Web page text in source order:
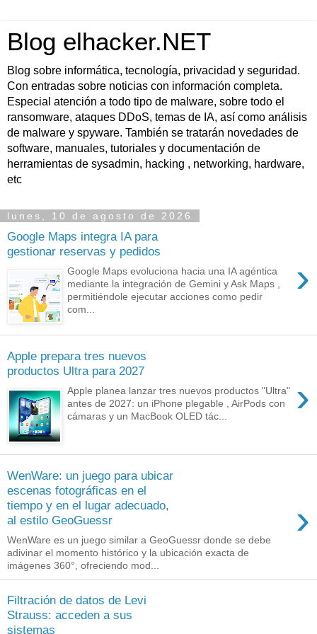
Blog elhacker.NET
Blog sobre informática, tecnología, privacidad y seguridad.
Con entradas sobre noticias con información completa.
Especial atención a todo tipo de malware, sobre todo el
ransomware, ataques DDoS, temas de IA, así como análisis
de malware y spyware. También se tratarán novedades de
software, manuales, tutoriales y documentación de
herramientas de sysadmin, hacking , networking, hardware,
etc
lunes, 10 de agosto de 2026
Google Maps integra IA para
gestionar reservas y pedidos
›
Google Maps evoluciona hacia una IA agéntica
mediante la integración de Gemini y Ask Maps ,
permitiéndole ejecutar acciones como pedir
com...
Apple prepara tres nuevos
productos Ultra para 2027
›
Apple planea lanzar tres nuevos productos "Ultra"
antes de 2027: un iPhone plegable , AirPods con
cámaras y un MacBook OLED tác...
WenWare: un juego para ubicar
escenas fotográficas en el
tiempo y en el lugar adecuado,
al estilo GeoGuessr
›
WenWare es un juego similar a GeoGuessr donde se debe
adivinar el momento histórico y la ubicación exacta de
imágenes 360°, ofreciendo mod...
Filtración de datos de Levi
Strauss: acceden a sus
sistemas